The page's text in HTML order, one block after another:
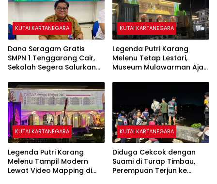
KUTAI KARTANEGARA
Dana Seragam Gratis
SMPN 1 Tenggarong Cair,
Sekolah Segera Salurkan
Siswa Baru
KUTAI KARTANEGARA
Legenda Putri Karang
Melenu Tetap Lestari,
Museum Mulawarman Ajak
Sejarah Kutai
KUTAI KARTANEGARA
Legenda Putri Karang
Melenu Tampil Modern
Lewat Video Mapping di
KUTAI KARTANEGARA
Diduga Cekcok dengan
Suami di Turap Timbau,
Perempuan Terjun ke